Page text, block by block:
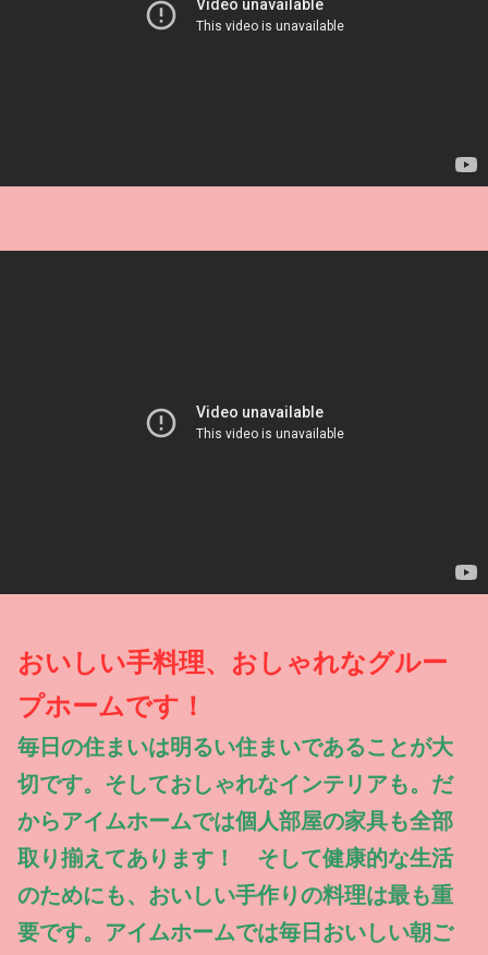
おいしい手料理、おしゃれなグルー
プホームです！
毎日の住まいは明るい住まいであることが大
切です。そしておしゃれなインテリアも。だ
からアイムホームでは個人部屋の家具も全部
取り揃えてあります！ そして健康的な生活
のためにも、おいしい手作りの料理は最も重
要です。アイムホームでは毎日おいしい朝ご